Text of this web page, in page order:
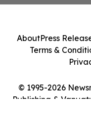
© 1995-2026
Publishing &
AboutPress
Terms &